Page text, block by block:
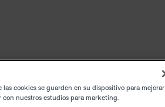
las cookies se guarden en su dispositivo para mejorar
con nuestros estudios para marketing.